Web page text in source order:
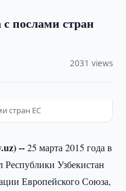
послами стран
2031 views
стран ЕС
--25 марта 2015 года в
Узбекистан
Европейского Союза,